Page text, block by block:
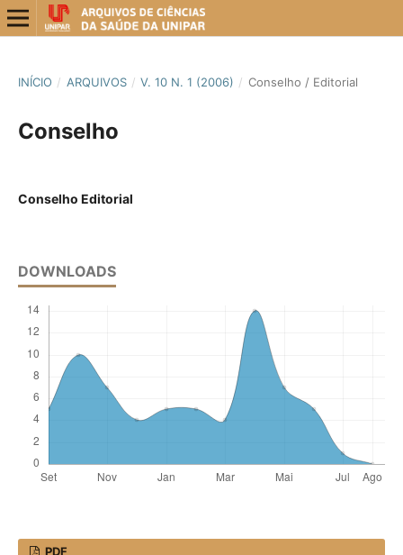
INÍCIO / ARQUIVOS / V. 10 N. 1 (2006) / Conselho / Editorial
Conselho
Conselho Editorial
DOWNLOADS
PDF